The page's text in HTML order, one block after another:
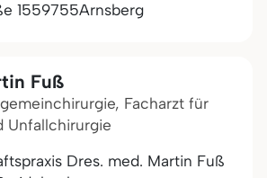
1559755Arnsberg
Fuß
Facharzt für
Unfallchirurgie
Dres. med. Martin Fuß